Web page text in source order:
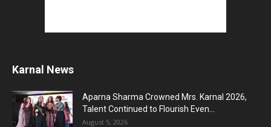
Karnal News
Aparna Sharma Crowned Mrs. Karnal 2026,
Talent Continued to Flourish Even...
August 5, 2026